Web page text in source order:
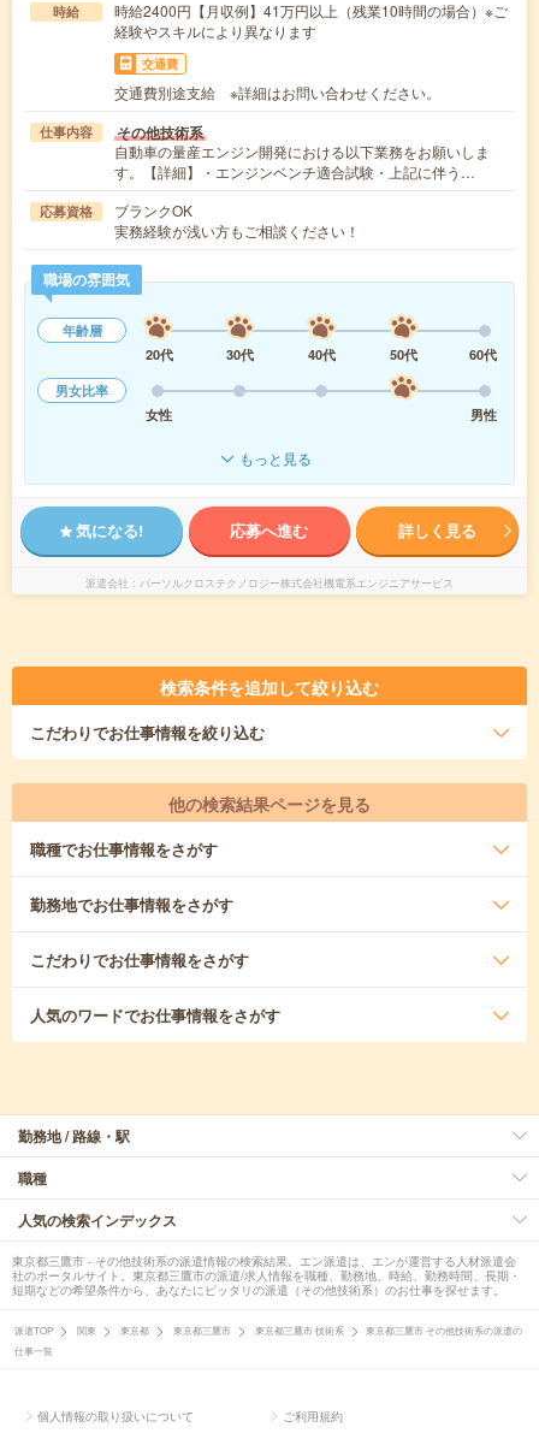
時給
時給2400円【月収例】41万円以上（残業10時間の場合）※ご
経験やスキルにより異なります
交通費
交通費別途支給 ※詳細はお問い合わせください。
仕事内容 その他技術系
自動車の量産エンジン開発における以下業務をお願いしま
す。【詳細】・エンジンベンチ適合試験・上記に伴う…
応募資格
ブランクOK
実務経験が浅い方もご相談ください！
職場の雰囲気
年齢層
20代
30代 40代 50代
60代
男女比率
女性
男性
もっと見る
気になる! 応募へ進む 詳しく見る
派遣会社 パーソルクロステクノロジー株式会社機電系エンジニアサービス
検索条件を追加して絞り込む
こだわりでお仕事情報を絞り込む
他の検索結果ページを見る
職種でお仕事情報をさがす
勤務地でお仕事情報をさがす
こだわりでお仕事情報をさがす
人気のワードでお仕事情報をさがす
勤務地 / 路線・駅
職種
人気の検索インデックス
東京都三鷹市 - その他技術系の派遣情報の検索結果。エン派遣は、エンが運営する人材派遣会
社のポータルサイト。東京都三鷹市の派遣/求人情報を職種、勤務地、時給、勤務時間、長期・
短期などの希望条件から、あなたにピッタリの派遣（その他技術系）のお仕事を探せます。
派遣TOP 関東 東京都 東京都三鷹市 東京都三鷹市 技術系
東京都三鷹市 その他技術系の派遣の
仕事一覧
個人情報の取り扱いについて ご利用規約